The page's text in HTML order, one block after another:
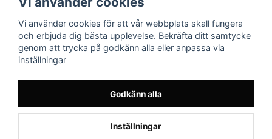
Vi använder cookies för att vår webbplats skall fungera
och erbjuda dig bästa upplevelse. Bekräfta ditt samtycke
genom att trycka på godkänn alla eller anpassa via
inställningar
Godkänn alla
Inställningar